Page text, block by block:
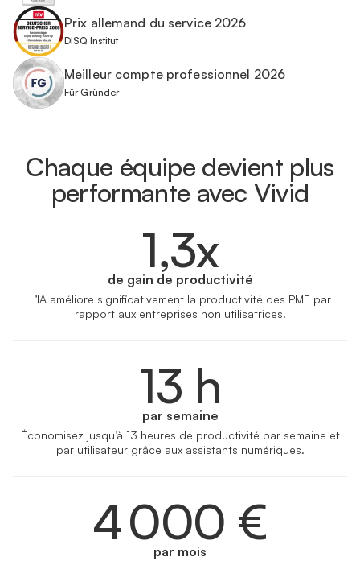
Prix allemand du service 2026
DISQ Institut
Meilleur compte professionnel 2026
Für Gründer
Chaque équipe devient plus
performante avec Vivid
1,3x
de gain de productivité
L’IA améliore significativement la productivité des PME par
rapport aux entreprises non utilisatrices.
13 h
par semaine
Économisez jusqu’à 13 heures de productivité par semaine et
par utilisateur grâce aux assistants numériques.
4 000 €
par mois